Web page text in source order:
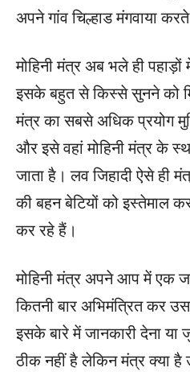
अपने गांव चिल्हाड मंगवाया
मोहिनी मंत्र अब भले ही
इसके बहुत से किस्से सुनने को
मंत्र का सबसे अधिक प्रयोग
और इसे वहां मोहिनी मंत्र के
जाता है। लव जिहादी ऐसे ही
की बहन बेटियों को इस्तेमाल
कर रहे हैं।
मोहिनी मंत्र अपने आप में एक
कितनी बार अभिमंत्रित कर
इसके बारे में जानकारी देना या
ठीक नहीं है लेकिन मंत्र क्या है